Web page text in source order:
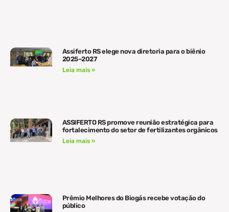
Assiferto RS elege nova diretoria para o biênio
2025–2027
Leia mais »
ASSIFERTO RS promove reunião estratégica para
fortalecimento do setor de fertilizantes orgânicos
Leia mais »
Prêmio Melhores do Biogás recebe votação do
público